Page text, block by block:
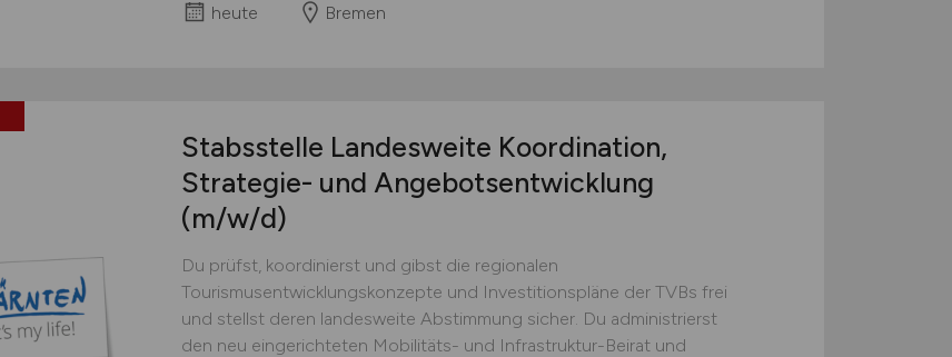
heute Bremen
Stabsstelle Landesweite Koordination,
Strategie- und Angebotsentwicklung
(m/w/d)
Du prüfst, koordinierst und gibst die regionalen
Tourismusentwicklungskonzepte und Investitionspläne der TVBs frei
und stellst deren landesweite Abstimmung sicher. Du administrierst
den neu eingerichteten Mobilitäts- und Infrastruktur-Beirat und